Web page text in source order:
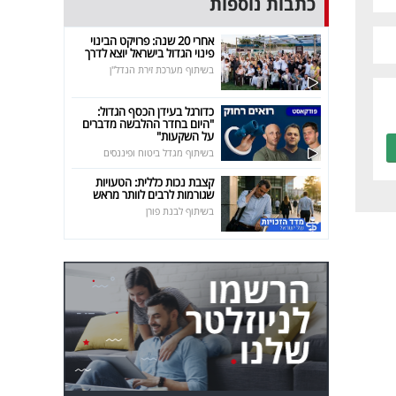
אחרי 20 שנה: פרויקט הבינוי
פינוי הגדול בישראל יוצא לדרך
בשיתוף מערכת זירת הנדל"ן
כדורגל בעידן הכסף הגדול:
"היום בחדר ההלבשה מדברים
על השקעות"
בשיתוף מגדל ביטוח ופיננסים
קצבת נכות כללית: הטעויות
שגורמות לרבים לוותר מראש
בשיתוף לבנת פורן